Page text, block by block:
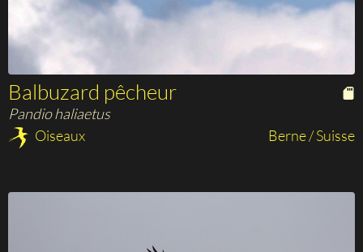
Balbuzard pêcheur
Pandio haliaetus
Oiseaux
Berne / Suisse